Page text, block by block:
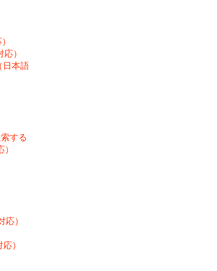
）
日本語
する
）
）